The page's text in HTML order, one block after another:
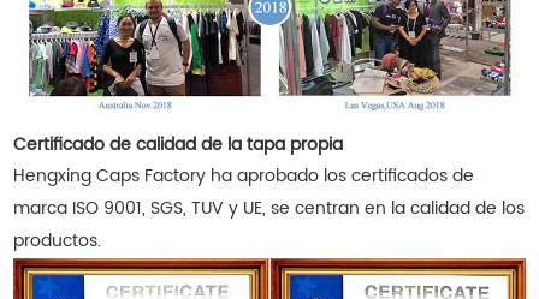
Certificado de calidad de la tapa propia
Hengxing Caps Factory ha aprobado los certificados de
marca ISO 9001, SGS, TUV y UE, se centran en la calidad de los
productos.